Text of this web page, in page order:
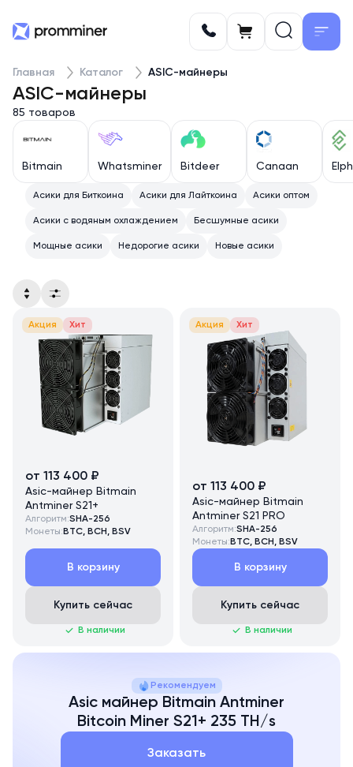
Главная Каталог ASIC-майнеры
ASIC-майнеры
85 товаров
Bitmain Whatsminer Bitdeer Canaan
Асики для Биткоина Асики для Лайткоина Асики оптом
Асики с водяным охлаждением Бесшумные асики
Мощные асики Недорогие асики Новые асики
Акция Хит
от 113 400 ₽
Asic-майнер Bitmain
Antminer S21+
Алгоритм:SHA-256
Монеты: BTC, BCH, BSV
В корзину
Купить сейчас
В наличии
Акция Хит
от 113 400 ₽
Asic-майнер Bitmain
Antminer S21 PRO
Алгоритм:SHA-256
Монеты: BTC, BCH, BSV
В корзину
Купить сейчас
В наличии
Рекомендуем
Asic майнер Bitmain Antminer
Bitcoin Miner S21+ 235 TH/s
Заказать